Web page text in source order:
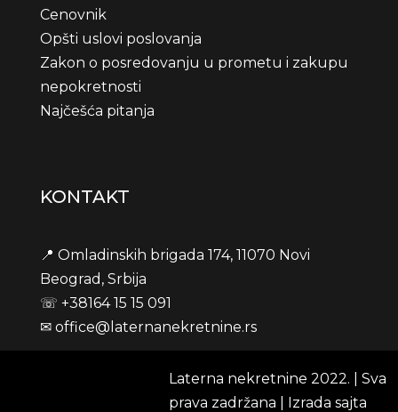
Cenovnik
Opšti uslovi poslovanja
Zakon o posredovanju u prometu i zakupu
nepokretnosti
Najčešća pitanja
KONTAKT
📍 Omladinskih brigada 174, 11070 Novi
Beograd, Srbija
☏ +38164 15 15 091
✉ office@laternanekretnine.rs
Laterna nekretnine 2022. | Sva
prava zadržana | Izrada sajta